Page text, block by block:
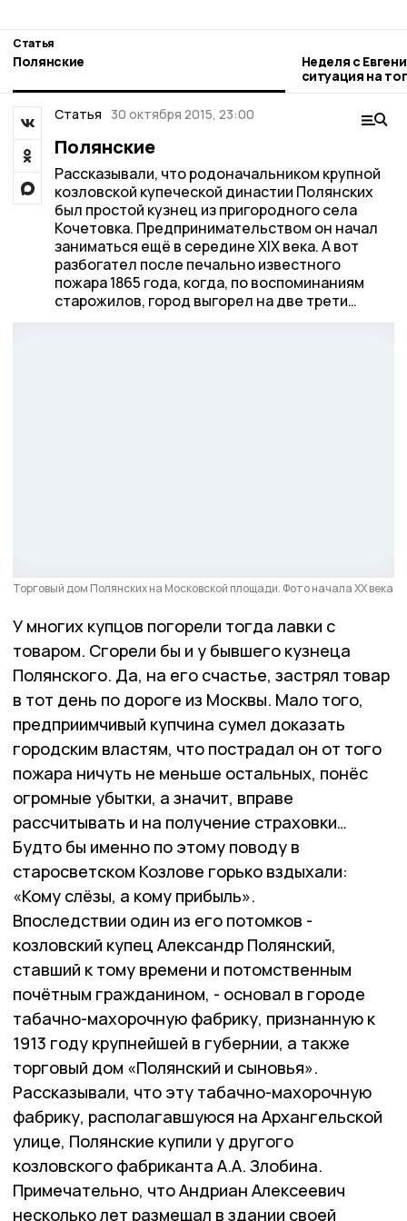
Статья
Полянские
Неделя с
ситуация на
городе и
Статья
30 октября 2015, 23:00
Полянские
Рассказывали, что родоначальником крупной
козловской купеческой династии Полянских
был простой кузнец из пригородного села
Кочетовка. Предпринимательством он начал
заниматься ещё в середине ХIХ века. А вот
разбогател после печально известного
пожара 1865 года, когда, по воспоминаниям
старожилов, город выгорел на две трети…
Торговый дом Полянских на Московской площади. Фото начала ХХ века
У многих купцов погорели тогда лавки с
товаром. Сгорели бы и у бывшего кузнеца
Полянского. Да, на его счастье, застрял товар
в тот день по дороге из Москвы. Мало того,
предприимчивый купчина сумел доказать
городским властям, что пострадал он от того
пожара ничуть не меньше остальных, понёс
огромные убытки, а значит, вправе
рассчитывать и на получение страховки…
Будто бы именно по этому поводу в
старосветском Козлове горько вздыхали:
«Кому слёзы, а кому прибыль».
Впоследствии один из его потомков -
козловский купец Александр Полянский,
ставший к тому времени и потомственным
почётным гражданином, - основал в городе
табачно-махорочную фабрику, признанную к
1913 году крупнейшей в губернии, а также
торговый дом «Полянский и сыновья».
Рассказывали, что эту табачно-махорочную
фабрику, располагавшуюся на Архангельской
улице, Полянские купили у другого
козловского фабриканта А.А. Злобина.
Примечательно, что Андриан Алексеевич
несколько лет размещал в здании своей